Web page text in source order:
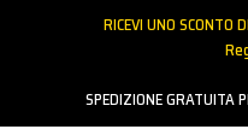
RICEVI UNO SCONTO
SPEDIZIONE GRATUITA